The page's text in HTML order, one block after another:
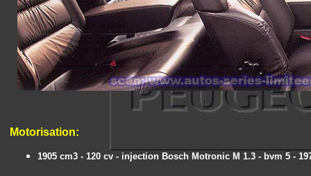
Motorisation:
1905 cm3 - 120 cv - injection Bosch Motronic M 1.3 - bvm 5 -